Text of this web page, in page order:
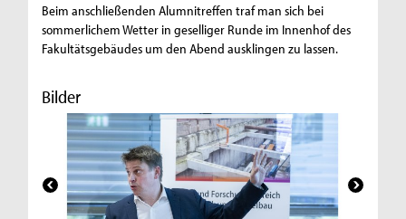
Beim anschließenden Alumnitreffen traf man sich bei
sommerlichem Wetter in geselliger Runde im Innenhof des
Fakultätsgebäudes um den Abend ausklingen zu lassen.
Bilder